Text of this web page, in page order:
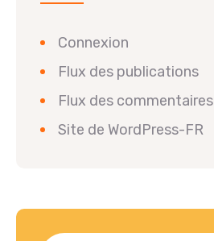
Connexion
Flux des publications
Flux des commentaires
Site de WordPress-FR